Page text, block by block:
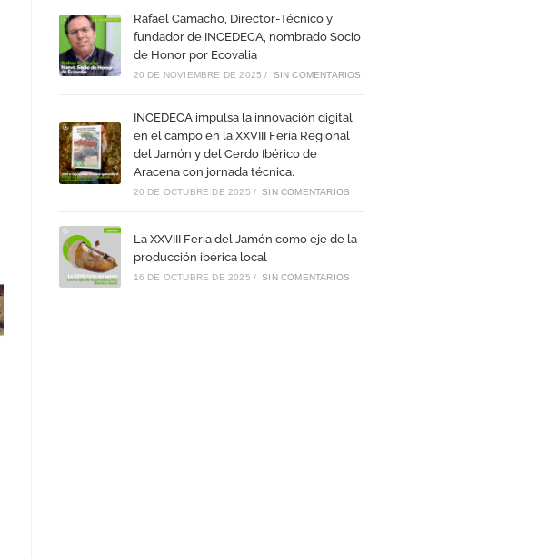
Rafael Camacho, Director-Técnico y
fundador de INCEDECA, nombrado Socio
de Honor por Ecovalia
20 DE NOVIEMBRE DE 2025 / SIN COMENTARIOS
INCEDECA impulsa la innovación digital
en el campo en la XXVIII Feria Regional
del Jamón y del Cerdo Ibérico de
Aracena con jornada técnica.
20 DE OCTUBRE DE 2025 / SIN COMENTARIOS
La XXVIII Feria del Jamón como eje de la
producción ibérica local
16 DE OCTUBRE DE 2025 / SIN COMENTARIOS